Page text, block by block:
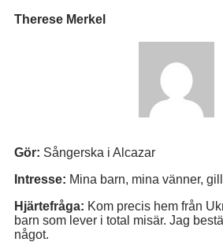
Therese Merkel
Gör: Sångerska i Alcazar
Intresse: Mina barn, mina vänner,
Hjärtefråga: Kom precis hem från
barn som lever i total misär. Jag
något.